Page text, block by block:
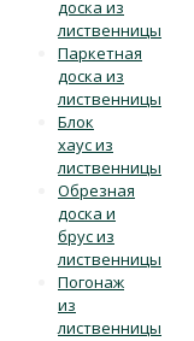
доска из
лиственницы
Паркетная
доска из
лиственницы
Блок
хаус из
лиственницы
Обрезная
доска и
брус из
лиственницы
Погонаж
из
лиственницы